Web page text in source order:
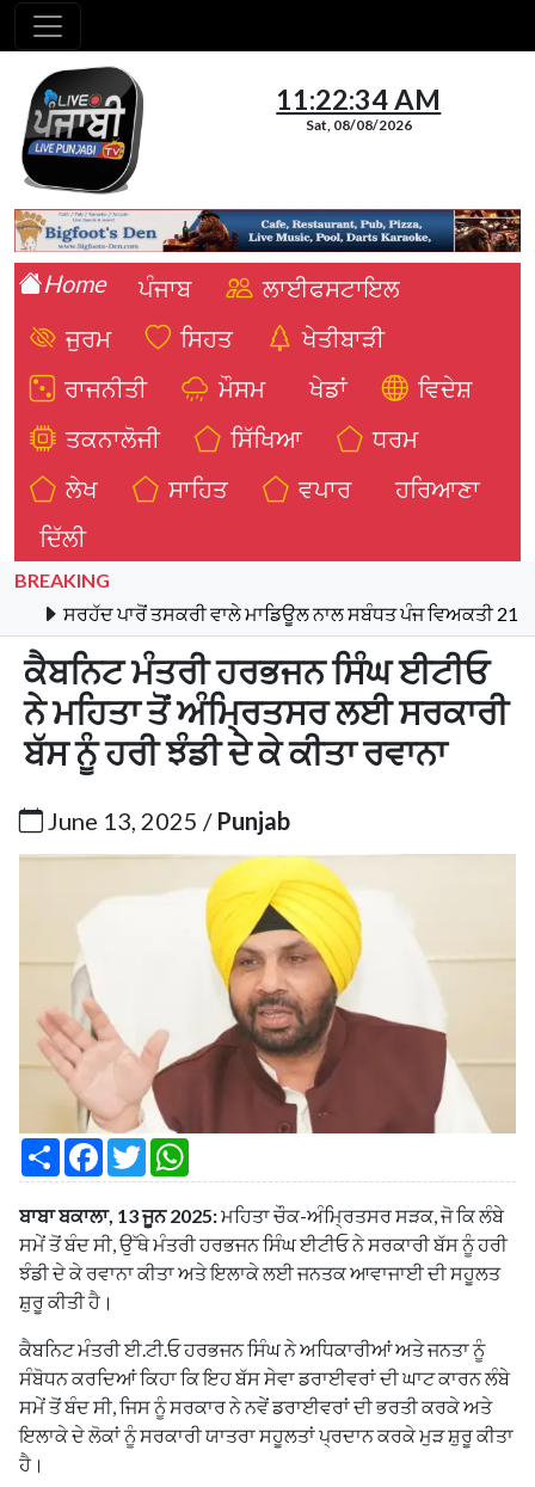
11:22:35 AM
Sat, 08/08/2026
Home ਪੰਜਾਬ
ਲਾਈਫਸਟਾਇਲ
ਜੁਰਮ
ਸਿਹਤ
ਖੇਤੀਬਾੜੀ
ਰਾਜਨੀਤੀ
ਮੌਸਮ ਖੇਡਾਂ
ਵਿਦੇਸ਼
ਤਕਨਾਲੋਜੀ
ਸਿੱਖਿਆ
ਧਰਮ
ਲੇਖ
ਸਾਹਿਤ ਵਪਾਰ
ਹਰਿਆਣਾ
ਦਿੱਲੀ
BREAKING
ਪਾਰੋਂ ਤਸਕਰੀ ਵਾਲੇ ਮਾਡਿਊਲ ਨਾਲ ਸਬੰਧਤ ਪੰਜ ਵਿਅਕਤੀ 21 ਕਿਲੋ
ਕੈਬਨਿਟ ਮੰਤਰੀ ਹਰਭਜਨ ਸਿੰਘ ਈਟੀਓ
ਨੇ ਮਹਿਤਾ ਤੋਂ ਅੰਮ੍ਰਿਤਸਰ ਲਈ ਸਰਕਾਰੀ
ਬੱਸ ਨੂੰ ਹਰੀ ਝੰਡੀ ਦੇ ਕੇ ਕੀਤਾ ਰਵਾਨਾ
June 13, 2025 / Punjab
S
a
r
e
F
c
e
b
o
o
k
T
w
i
t
t
e
r
a
t
s
A
p
p
ਬਾਬਾ ਬਕਾਲਾ, 13 ਜੂਨ 2025:ਮਹਿਤਾ ਚੌਕ-ਅੰਮ੍ਰਿਤਸਰ ਸੜਕ, ਜੋ ਕਿ ਲੰਬੇ
ਸਮੇਂ ਤੋਂ ਬੰਦ ਸੀ, ਉੱਥੇ ਮੰਤਰੀ ਹਰਭਜਨ ਸਿੰਘ ਈਟੀਓ ਨੇ ਸਰਕਾਰੀ ਬੱਸ ਨੂੰ ਹਰੀ
ਝੰਡੀ ਦੇ ਕੇ ਰਵਾਨਾ ਕੀਤਾ ਅਤੇ ਇਲਾਕੇ ਲਈ ਜਨਤਕ ਆਵਾਜਾਈ ਦੀ ਸਹੂਲਤ
ਸ਼ੁਰੂ ਕੀਤੀ ਹੈ।
ਕੈਬਨਿਟ ਮੰਤਰੀ ਈ.ਟੀ.ਓ ਹਰਭਜਨ ਸਿੰਘ ਨੇ ਅਧਿਕਾਰੀਆਂ ਅਤੇ ਜਨਤਾ ਨੂੰ
ਸੰਬੋਧਨ ਕਰਦਿਆਂ ਕਿਹਾ ਕਿ ਇਹ ਬੱਸ ਸੇਵਾ ਡਰਾਈਵਰਾਂ ਦੀ ਘਾਟ ਕਾਰਨ ਲੰਬੇ
ਸਮੇਂ ਤੋਂ ਬੰਦ ਸੀ, ਜਿਸ ਨੂੰ ਸਰਕਾਰ ਨੇ ਨਵੇਂ ਡਰਾਈਵਰਾਂ ਦੀ ਭਰਤੀ ਕਰਕੇ ਅਤੇ
ਇਲਾਕੇ ਦੇ ਲੋਕਾਂ ਨੂੰ ਸਰਕਾਰੀ ਯਾਤਰਾ ਸਹੂਲਤਾਂ ਪ੍ਰਦਾਨ ਕਰਕੇ ਮੁੜ ਸ਼ੁਰੂ ਕੀਤਾ
ਹੈ।